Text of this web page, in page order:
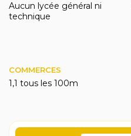
Aucun lycée général ni
technique
COMMERCES
1,1 tous les 100m